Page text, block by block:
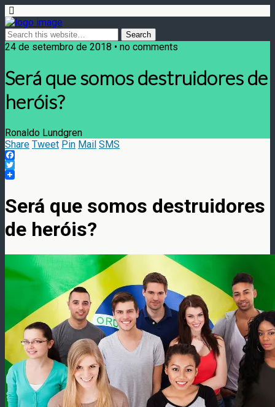
24 de setembro de 2018 • no comments
Será que somos destruidores de
heróis?
Ronaldo Lundgren
Share Tweet Pin Mail SMS
Facebook
Twitter
Será que somos destruidores
de heróis?